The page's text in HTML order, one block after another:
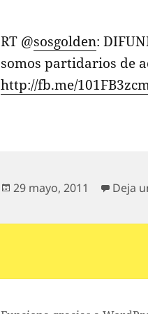
RT @sosgolden:
somos partidarios de
http://fb.me/
Publicado
29 mayo, 2011 Deja